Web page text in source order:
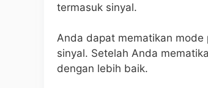
termasuk sinyal.
Anda dapat mematikan
sinyal. Setelah Anda
dengan lebih baik.